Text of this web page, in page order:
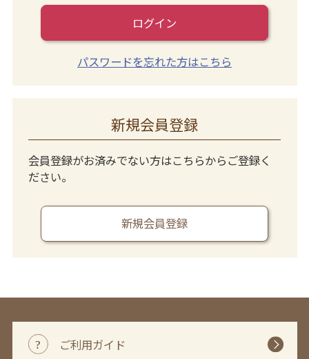
ログイン
パスワードを忘れた方はこちら
新規会員登録
会員登録がお済みでない方はこちらからご登録く
ださい。
新規会員登録
ご利用ガイド